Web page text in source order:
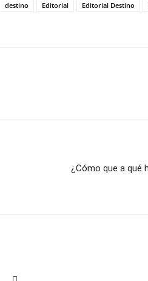
destino Editorial Editorial Destino
¿Cómo que a qué